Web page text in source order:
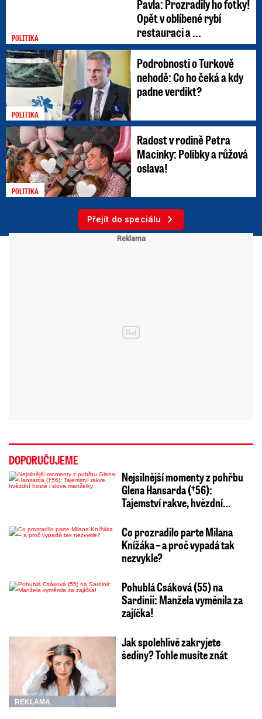
POLITIKA
Pavla: Prozradily ho fotky!
Opět v oblíbené rybí
restauraci a ...
POLITIKA
Podrobnosti o Turkově
nehodě: Co ho čeká a kdy
padne verdikt?
POLITIKA
Radost v rodině Petra
Macinky: Polibky a růžová
oslava!
Přejít do speciálu
DOPORUČUJEME
Nejsilnější momenty z pohřbu
Glena Hansarda (†56):
Tajemství rakve, hvězdní…
Co prozradilo parte Milana
Knížáka – a proč vypadá tak
nezvykle?
Pohublá Csáková (55) na
Sardinii: Manžela vyměnila za
zajíčka!
REKLAMA
Jak spolehlivě zakryjete
šediny? Tohle musíte znát